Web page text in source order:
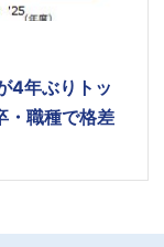
4年ぶりトッ
職種で格差